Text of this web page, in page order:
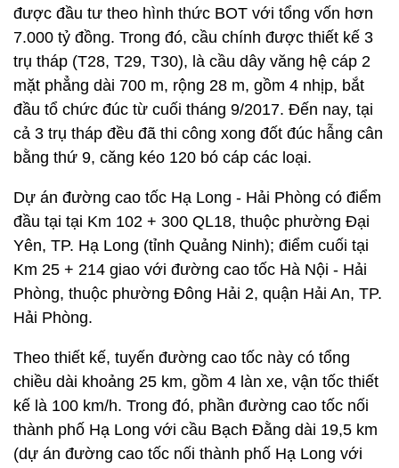
được đầu tư theo hình thức BOT với tổng vốn hơn
7.000 tỷ đồng. Trong đó, cầu chính được thiết kế 3
trụ tháp (T28, T29, T30), là cầu dây văng hệ cáp 2
mặt phẳng dài 700 m, rộng 28 m, gồm 4 nhịp, bắt
đầu tổ chức đúc từ cuối tháng 9/2017. Đến nay, tại
cả 3 trụ tháp đều đã thi công xong đốt đúc hẫng cân
bằng thứ 9, căng kéo 120 bó cáp các loại.
Dự án đường cao tốc Hạ Long - Hải Phòng có điểm
đầu tại tại Km 102 + 300 QL18, thuộc phường Đại
Yên, TP. Hạ Long (tỉnh Quảng Ninh); điểm cuối tại
Km 25 + 214 giao với đường cao tốc Hà Nội - Hải
Phòng, thuộc phường Đông Hải 2, quận Hải An, TP.
Hải Phòng.
Theo thiết kế, tuyến đường cao tốc này có tổng
chiều dài khoảng 25 km, gồm 4 làn xe, vận tốc thiết
kế là 100 km/h. Trong đó, phần đường cao tốc nối
thành phố Hạ Long với cầu Bạch Đằng dài 19,5 km
(dự án đường cao tốc nối thành phố Hạ Long với